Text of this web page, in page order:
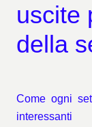
uscite
della
Come ogni